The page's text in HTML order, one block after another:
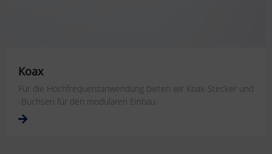
Koax
Für die Hochfrequenzanwendung bieten wir Koax-Stecker und
-Buchsen für den modularen Einbau.